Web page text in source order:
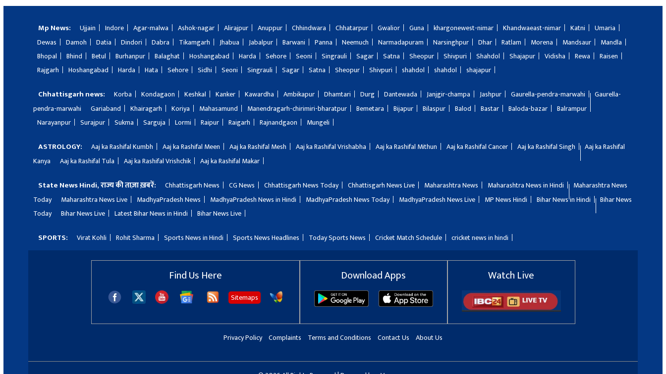
Mp News: Ujjain Indore Agar-malwa Ashok-nagar Alirajpur Anuppur Chhindwara Chhatarpur Gwalior Guna khargonewest-nimar Khandwaeast-nimar Katni
Umaria
Dewas
Damoh Datia Dindori Dabra Tikamgarh Jhabua Jabalpur Barwani Panna Neemuch Narmadapuram Narsinghpur Dhar Ratlam Morena Mandsaur
Mandla
Bhopal
Bhind Betul Burhanpur Balaghat Hoshangabad Harda Sehore Seoni Singrauli Sagar Satna Sheopur Shivpuri Shahdol Shajapur Vidisha Rewa
Raisen
Rajgarh
Hoshangabad Harda Hata Sehore Sidhi Seoni Singrauli Sagar Satna Sheopur Shivpuri shahdol shahdol shajapur
Chhattisgarh news: Korba Kondagaon Keshkal Kanker Kawardha Ambikapur Dhamtari Durg Dantewada Janjgir-champa Jashpur Gaurella-pendra-marwahi
Gaurella-
pendra-marwahi
Gariaband Khairagarh Koriya Mahasamund Manendragarh-chirimiri-bharatpur Bemetara Bijapur Bilaspur Balod Bastar Baloda-bazar
Balrampur
Narayanpur
Surajpur Sukma Sarguja Lormi Raipur Raigarh Rajnandgaon Mungeli
ASTROLOGY: Aaj ka Rashifal Kumbh Aaj ka Rashifal Meen Aaj ka Rashifal Mesh Aaj ka Rashifal Vrishabha Aaj ka Rashifal Mithun Aaj ka Rashifal Cancer Aaj ka Rashifal Singh
Aaj ka Rashifal
Kanya
Aaj ka Rashifal Tula Aaj ka Rashifal Vrishchik Aaj ka Rashifal Makar
State News Hindi, राज्य की ताज़ा ख़बरें: Chhattisgarh News CG News Chhattisgarh News Today Chhattisgarh News Live Maharashtra News Maharashtra News in Hindi
Maharashtra News
Today
Maharashtra News Live MadhyaPradesh News MadhyaPradesh News in Hindi MadhyaPradesh News Today MadhyaPradesh News Live MP News Hindi Bihar News in Hindi
Bihar News
Today
Bihar News Live Latest Bihar News in Hindi Bihar News Live
SPORTS: Virat Kohli Rohit Sharma Sports News in Hindi Sports News Headlines Today Sports News Cricket Match Schedule cricket news in hindi
Find Us Here
Sitemaps
Download Apps Watch Live
Privacy Policy Complaints Terms and Conditions Contact Us About Us